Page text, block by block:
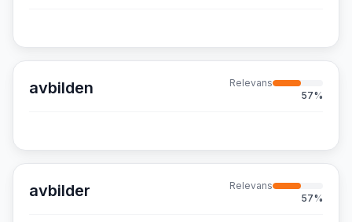
avbilden
Relevans
57%
avbilder
Relevans
57%